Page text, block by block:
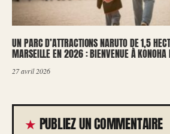
UN PARC D’ATTRACTIONS NARUTO DE 1,5
MARSEILLE EN 2026 : BIENVENUE À KONOHA
27 avril 2026
PUBLIEZ UN COMMENTAIRE